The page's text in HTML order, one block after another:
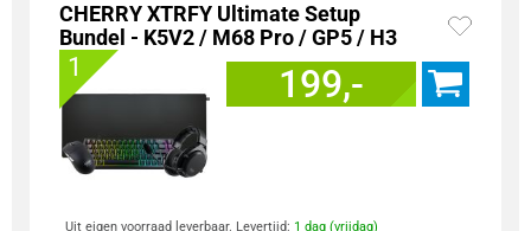
CHERRY XTRFY Ultimate Setup
Bundel - K5V2 / M68 Pro / GP5 / H3
1 199,-
Uit eigen voorraad leverbaar. Levertijd: 1 dag (vrijdag)